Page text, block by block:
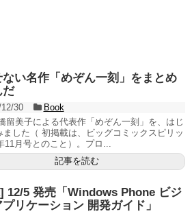
い名作「めぞん一刻」をまとめ
だ
30
Book
留美子による代表作「めぞん一刻」を、はじ
ました（ 初掲載は、ビッグコミックスピリッ
11月号とのこと）。プロ...
記事を読む
12/5 発売「Windows Phone ビジ
リケーション 開発ガイド」